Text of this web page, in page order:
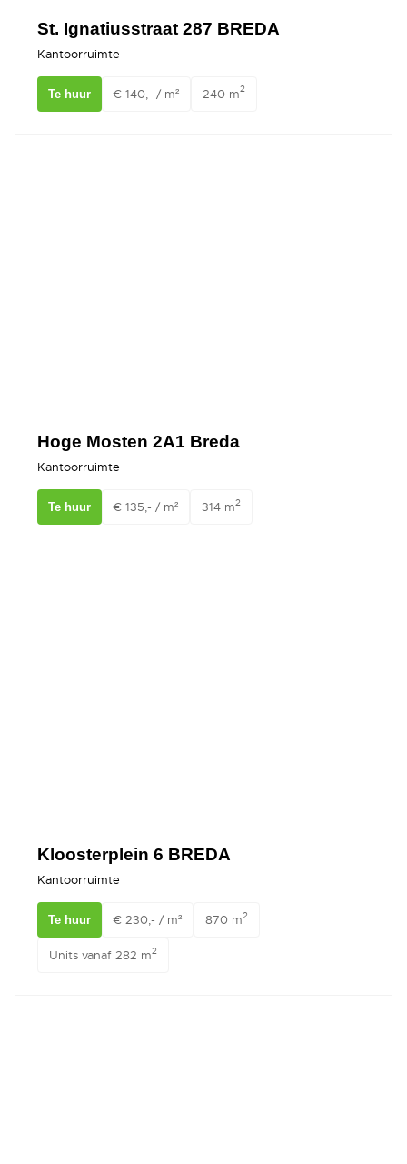
St. Ignatiusstraat 287 BREDA
Kantoorruimte
Te huur € 140,- / m² 240 m2
Hoge Mosten 2A1 Breda
Kantoorruimte
Te huur € 135,- / m² 314 m2
Kloosterplein 6 BREDA
Kantoorruimte
Te huur € 230,- / m² 870 m2
Units vanaf 282 m2